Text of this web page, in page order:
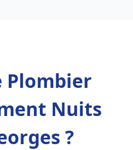
Plombier
Nuits
?